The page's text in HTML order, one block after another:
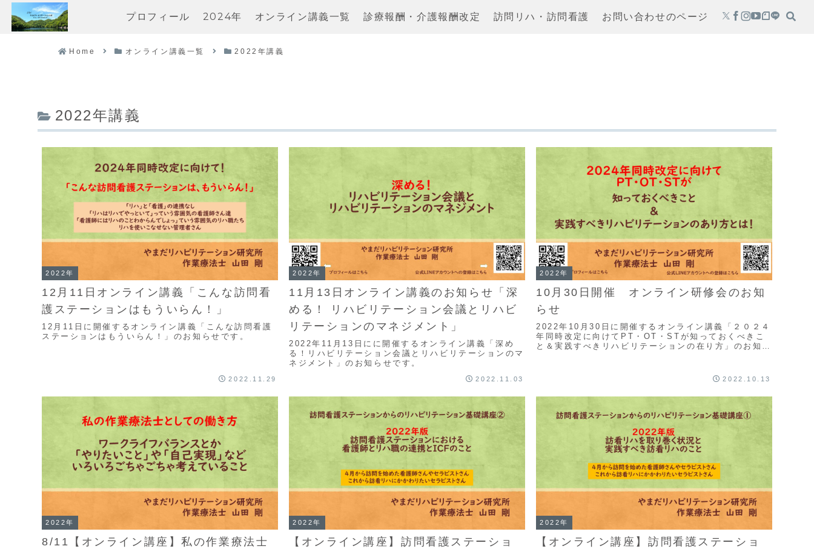
プロフィール 2024年 オンライン講義一覧 診療報酬・介護報酬改定 訪問リハ・訪問看護 お問い合わせのページ
Home オンライン講義一覧 2022年講義
2022年講義
2022年
12月11日オンライン講義「こんな訪問看
護ステーションはもういらん！」
12月11日に開催するオンライン講義「こんな訪問看護
ステーションはもういらん！」のお知らせです。
2022.11.29
2022年
11月13日オンライン講義のお知らせ「深
める！ リハビリテーション会議とリハビ
リテーションのマネジメント」
2022年11月13日にに開催するオンライン講義「深め
る！リハビリテーション会議とリハビリテーションのマ
ネジメント」のお知らせです。
2022.11.03
2022年
10月30日開催 オンライン研修会のお知
らせ
2022年10月30日に開催するオンライン講義「２０２４
年同時改定に向けてPT・OT・STが知っておくべきこ
と＆実践すべきリハビリテーションの在り方」のお知ら
2022.10.13
2022年
8/11【オンライン講座】私の作業療法士
2022年
【オンライン講座】訪問看護ステーショ
2022年
【オンライン講座】訪問看護ステーショ